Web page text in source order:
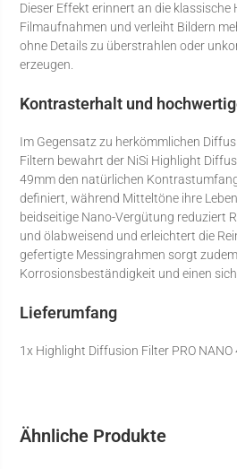
Dieser Effekt erinnert an die
Filmaufnahmen und verleiht Bildern
ohne Details zu überstrahlen oder
erzeugen.
Kontrasterhalt und
Im Gegensatz zu herkömmlichen
Filtern bewahrt der NiSi Highlight
49mm den natürlichen
definiert, während Mitteltöne ihre
beidseitige Nano-Vergütung reduziert
und ölabweisend und erleichtert die
gefertigte Messingrahmen sorgt
Korrosionsbeständigkeit und einen
Lieferumfang
1x Highlight Diffusion Filter PRO NANO
Ähnliche Produkte